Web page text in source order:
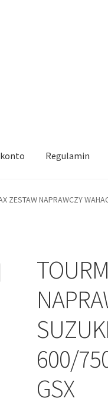
Regulamin
ZESTAW NAPRAWCZY
600/
GSX